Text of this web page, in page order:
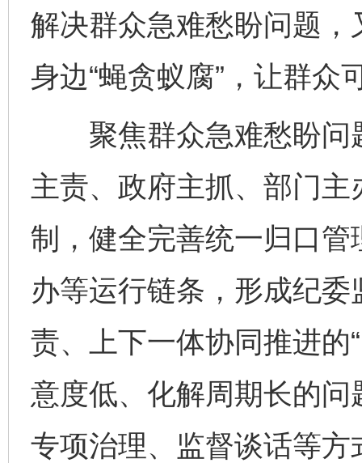
解决群众急难愁盼问题
身边“蝇贪蚁腐”，让群众
聚焦群众急难愁盼问
主责、政府主抓、部门
制，健全完善统一归口
办等运行链条，形成纪
责、上下一体协同推进的
意度低、化解周期长的
专项治理、监督谈话等